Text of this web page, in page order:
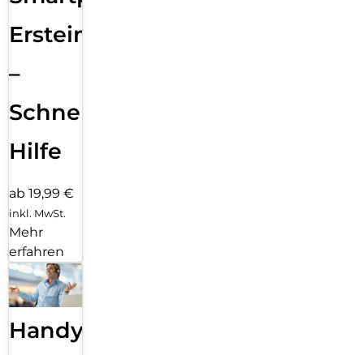
Ersteinrichtung
–
Schnelle
Hilfe
ab 19,99 €
inkl. MwSt.
Mehr
erfahren
Handy